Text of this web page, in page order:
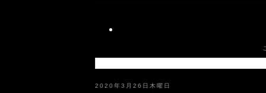
2020年3月26日木曜日